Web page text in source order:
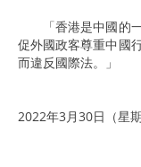
「香港是中國的一
促外國政客尊重中國
而違反國際法。」
2022年3月30日（星期